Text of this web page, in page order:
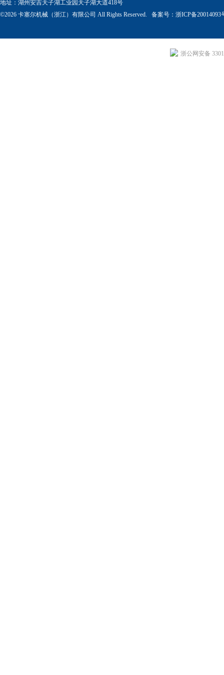
地址：湖州安吉天子湖工业园天子湖大道418号
©2026 卡塞尔机械（浙江）有限公司 All Rights Reserved. 备案号： 浙ICP备20014093
浙公网安备